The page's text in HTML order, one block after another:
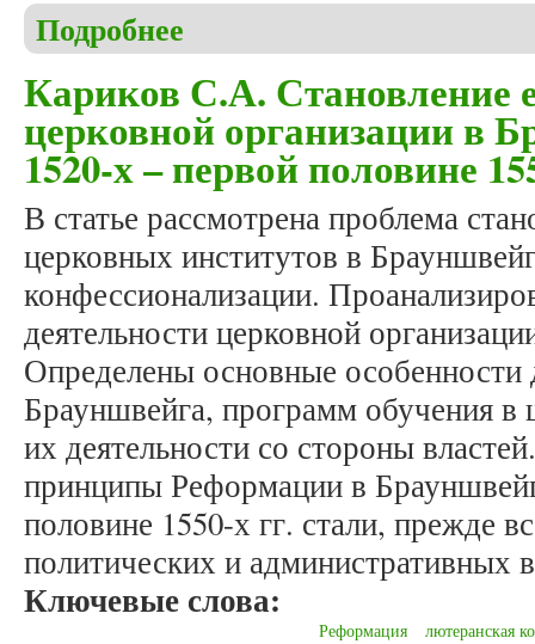
Подробнее
Кариков С.А. Становление
церковной организации в
1520-х – первой половине
В статье рассмотрена проблема
церковных институтов в
конфессионализации.
деятельности церковной
Определены основные особенности
Брауншвейга, программ обучения в
их деятельности со стороны
принципы Реформации в
половине 1550-х гг. стали, прежде
политических и административных
Ключевые слова:
Реформация лютеранская